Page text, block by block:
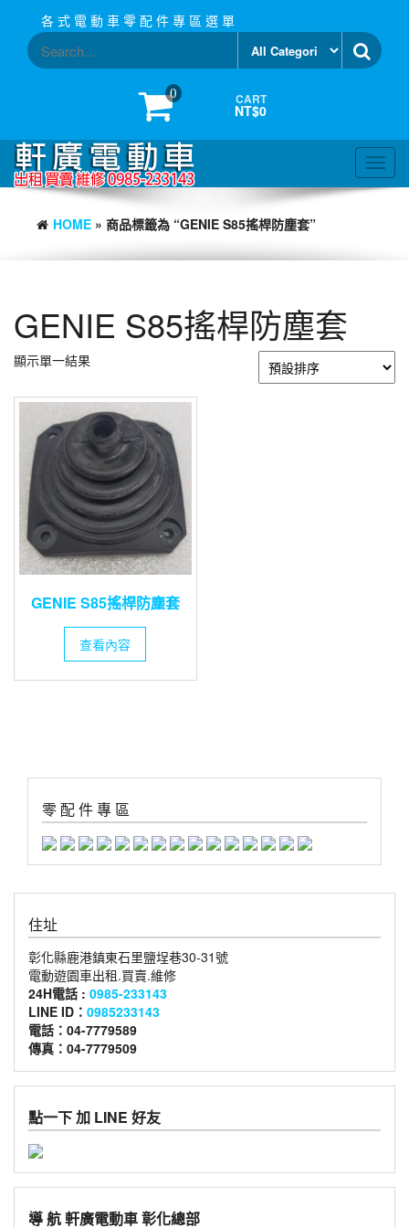
content
各 式 電 動 車 零 配 件 專 區 選 單
0 CART
NT$0
HOME » 商品標籤為 “GENIE S85搖桿防塵套”
GENIE S85搖桿防塵套
顯示單一結果
GENIE S85搖桿防塵套
查看內容
零 配 件 專 區
住址
彰化縣鹿港鎮東石里鹽埕巷30-31號
電動遊園車出租.買賣.維修
24H電話 : 0985-233143
LINE ID： 0985233143
電話：04-7779589
傳真：04-7779509
點一下 加 LINE 好友
導 航 軒廣電動車 彰化總部